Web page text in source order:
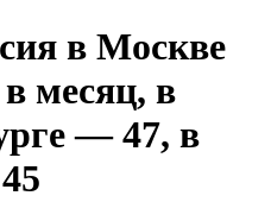
в Москве
месяц, в
— 47, в